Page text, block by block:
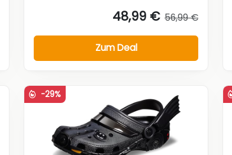
48,99 € 56,99 €
Zum Deal
-29%